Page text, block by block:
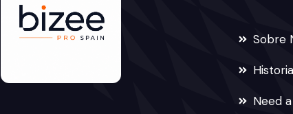
Sobre
Historia
Need